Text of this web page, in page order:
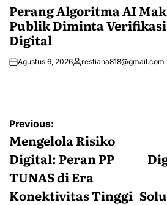
Perang Algoritma AI
Publik Diminta
Digital
Agustus 6, 2026Posted
restiana818@gmail.com
Navigasi
pos
Previous:
Mengelola Risiko
Digital: Peran PP
TUNAS di Era
Konektivitas Tinggi